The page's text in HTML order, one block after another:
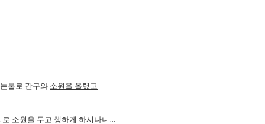
물로 간구와 소원을 올렸고
로 소원을 두고 행하게 하시나니 …